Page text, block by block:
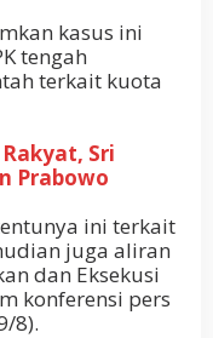
kasus ini
tengah
terkait kuota
Sri
Prabowo
ini terkait
juga aliran
dan Eksekusi
konferensi pers
8).